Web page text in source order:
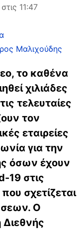
11:47
Μαλιχούδης
το καθένα
χιλιάδες
τελευταίες
τον
εταιρείες
για την
όσων έχουν
19 στις
σχετίζεται
Ο
Διεθνής